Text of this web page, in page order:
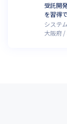
受託開
を習得
システ
大阪府